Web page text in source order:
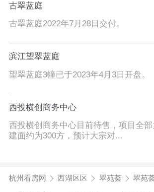
古翠蓝庭
古翠蓝庭2022年7月28日交付。
滨江望翠蓝庭
望翠蓝庭3幢已于2023年4月3日开盘。
西投横创商务中心
西投横创商务中心目前待售，项目全
建面约为300方，预计大宗对...
杭州看房网 西湖区区 翠苑荟 翠苑